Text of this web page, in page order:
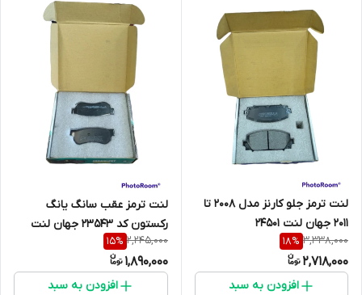
لنت ترمز جلو کارنز مدل 2008 تا
2011 جهان لنت 24501
3,338,000
18%
2,718,000
افزودن به سبد
لنت ترمز عقب سانگ یانگ
رکستون کد 23543 جهان لنت
2,245,000
15%
1,890,000
افزودن به سبد